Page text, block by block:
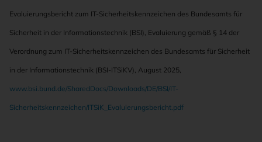
Evaluierungsbericht zum IT-Sicherheitskennzeichen des Bundesamts für
Sicherheit in der Informationstechnik (BSI), Evaluierung gemäß § 14 der
Verordnung zum IT-Sicherheitskennzeichen des Bundesamts für Sicherheit
in der Informationstechnik (BSI-ITSiKV), August 2025,
www.bsi.bund.de/SharedDocs/Downloads/DE/BSI/IT-
Sicherheitskennzeichen/ITSiK_Evaluierungsbericht.pdf